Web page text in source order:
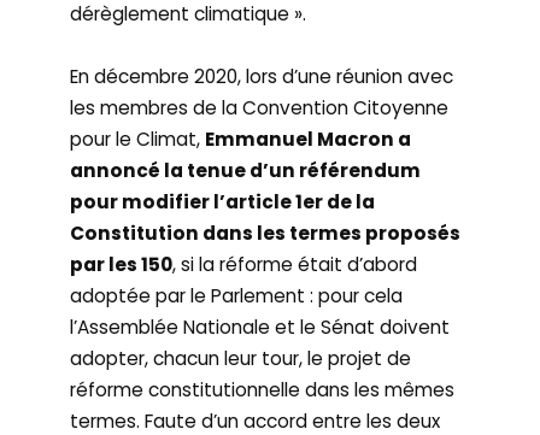
dérèglement climatique ».
En décembre 2020, lors d’une réunion avec
les membres de la Convention Citoyenne
pour le Climat, Emmanuel Macron a
annoncé la tenue d’un référendum
pour modifier l’article 1er de la
Constitution dans les termes proposés
par les 150, si la réforme était d’abord
adoptée par le Parlement : pour cela
l’Assemblée Nationale et le Sénat doivent
adopter, chacun leur tour, le projet de
réforme constitutionnelle dans les mêmes
termes. Faute d’un accord entre les deux